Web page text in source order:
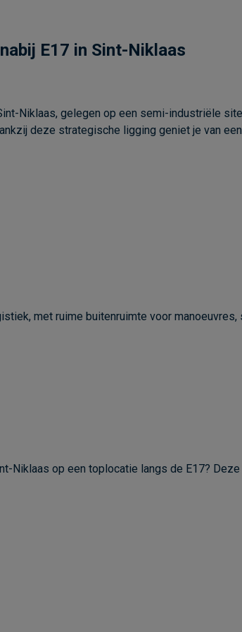
E17 in Sint-Niklaas
Niklaas, gelegen op een semi-industriële
deze strategische ligging geniet je van
met ruime buitenruimte voor
Niklaas op een toplocatie langs de E17?